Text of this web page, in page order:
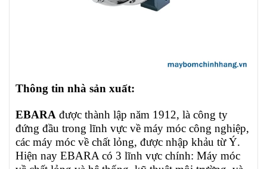
Thông tin nhà sản xuất:
EBARA được thành lập năm 1912, là công ty
đứng đầu trong lĩnh vực về máy móc công nghiệp,
các máy móc về chất lỏng, được nhập khảu từ Ý.
Hiện nay EBARA có 3 lĩnh vực chính: Máy móc